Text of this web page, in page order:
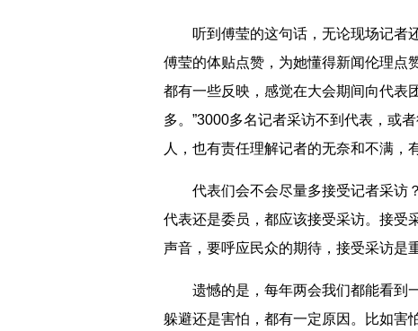
听到傅莹的这句话，无论现场记者
傅莹的体贴点赞，为她懂得新闻伦理点
都有一些反映，感觉在大会期间向代表
多。”3000多名记者采访不到代表，或
人，也有责任理解记者的无奈和不满，
代表们会不会尽量多接受记者采访
代表还是委员，都应该接受采访。接受
声音，要呼应民众的期待，接受采访是
遗憾的是，每年两会我们都能看到
躲避还是害怕，都有一定原因。比如害